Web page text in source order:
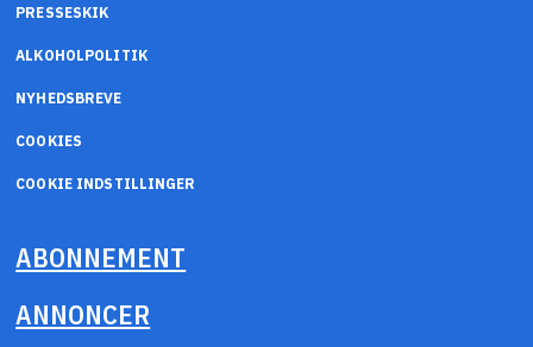
PRESSESKIK
ALKOHOLPOLITIK
NYHEDSBREVE
COOKIES
COOKIE INDSTILLINGER
ABONNEMENT
ANNONCER